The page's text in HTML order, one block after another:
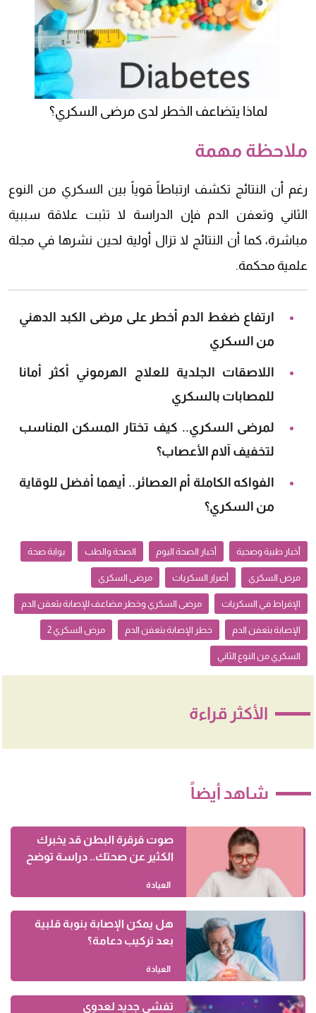
لماذا يتضاعف الخطر لدى مرضى السكري؟
ملاحظة مهمة
رغم أن النتائج تكشف ارتباطاً قوياً بين السكري من النوع
الثاني وتعفن الدم فإن الدراسة لا تثبت علاقة سببية
مباشرة، كما أن النتائج لا تزال أولية لحين نشرها في مجلة
علمية محكمة.
ارتفاع ضغط الدم أخطر على مرضى الكبد الدهني
من السكري
اللاصقات الجلدية للعلاج الهرموني أكثر أمانا
للمصابات بالسكري
‏لمرضى السكري.. كيف تختار المسكن المناسب
لتخفيف آلام الأعصاب؟
الفواكه الكاملة أم العصائر.. أيهما أفضل للوقاية
من السكري؟
أخبار طبية وصحية أخبار الصحة اليوم الصحة والطب بوابة صحة
مرض السكري أضرار السكريات مرضى السكري
الإفراط في السكريات مرضى السكري وخطر مضاعف للإصابة بتعفن الدم
الإصابة بتعفن الدم خطر الإصابة بتعفن الدم مرض السكري 2
السكري من النوع الثاني
الأكثر قراءة
شاهد أيضاً
صوت قرقرة البطن قد يخبرك
الكثير عن صحتك.. دراسة توضح
العيادة
هل يمكن الإصابة بنوبة قلبية
بعد تركيب دعامة؟
العيادة
تفشي جديد لعدوى